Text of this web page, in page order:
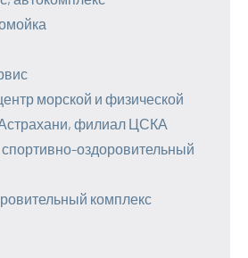
морской и физической
Астрахани, филиал ЦСКА
оздоровительный
комплекс